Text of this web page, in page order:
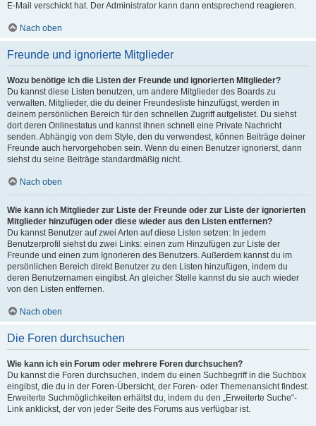
E-Mail verschickt hat. Der Administrator kann dann entsprechend reagieren.
Nach oben
Freunde und ignorierte Mitglieder
Wozu benötige ich die Listen der Freunde und ignorierten Mitglieder?
Du kannst diese Listen benutzen, um andere Mitglieder des Boards zu
verwalten. Mitglieder, die du deiner Freundesliste hinzufügst, werden in
deinem persönlichen Bereich für den schnellen Zugriff aufgelistet. Du siehst
dort deren Onlinestatus und kannst ihnen schnell eine Private Nachricht
senden. Abhängig von dem Style, den du verwendest, können Beiträge deiner
Freunde auch hervorgehoben sein. Wenn du einen Benutzer ignorierst, dann
siehst du seine Beiträge standardmäßig nicht.
Nach oben
Wie kann ich Mitglieder zur Liste der Freunde oder zur Liste der ignorierten
Mitglieder hinzufügen oder diese wieder aus den Listen entfernen?
Du kannst Benutzer auf zwei Arten auf diese Listen setzen: In jedem
Benutzerprofil siehst du zwei Links: einen zum Hinzufügen zur Liste der
Freunde und einen zum Ignorieren des Benutzers. Außerdem kannst du im
persönlichen Bereich direkt Benutzer zu den Listen hinzufügen, indem du
deren Benutzernamen eingibst. An gleicher Stelle kannst du sie auch wieder
von den Listen entfernen.
Nach oben
Die Foren durchsuchen
Wie kann ich ein Forum oder mehrere Foren durchsuchen?
Du kannst die Foren durchsuchen, indem du einen Suchbegriff in die Suchbox
eingibst, die du in der Foren-Übersicht, der Foren- oder Themenansicht findest.
Erweiterte Suchmöglichkeiten erhältst du, indem du den „Erweiterte Suche“-
Link anklickst, der von jeder Seite des Forums aus verfügbar ist.